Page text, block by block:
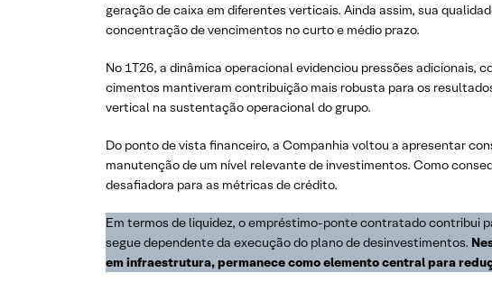
geração de caixa em diferentes verticais. Ainda assim, sua
concentração de vencimentos no curto e médio prazo.
No 1T26, a dinâmica operacional evidenciou pressões adicionais,
cimentos mantiveram contribuição mais robusta para os
vertical na sustentação operacional do grupo.
Do ponto de vista financeiro, a Companhia voltou a apresentar
manutenção de um nível relevante de investimentos. Como
desafiadora para as métricas de crédito.
Em termos de liquidez, o empréstimo-ponte contratado contribui
segue dependente da execução do plano de desinvestimentos.
em infraestrutura, permanece como elemento central para